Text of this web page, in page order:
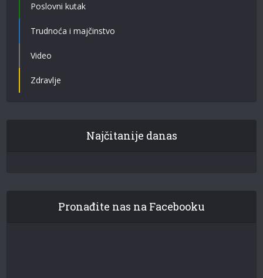
Poslovni kutak
Trudnoća i majčinstvo
Video
Zdravlje
Najčitanije danas
Pronađite nas na Facebooku